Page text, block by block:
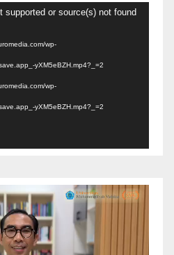
supported or source(s) not found
wp-
yXM5eBZH.mp4?_=2
wp-
yXM5eBZH.mp4?_=2